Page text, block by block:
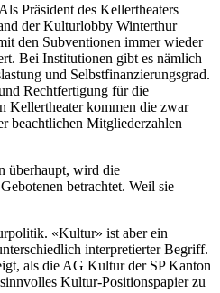
Präsident des Kellertheaters
der Kulturlobby Winterthur
den Subventionen immer wieder
Bei Institutionen gibt es nämlich
und Selbstfinanzierungsgrad.
Rechtfertigung für die
Kellertheater kommen die zwar
beachtlichen Mitgliederzahlen
überhaupt, wird die
betrachtet. Weil sie
«Kultur» ist aber ein
interpretierter Begriff.
als die AG Kultur der SP Kanton
Kultur-Positionspapier zu